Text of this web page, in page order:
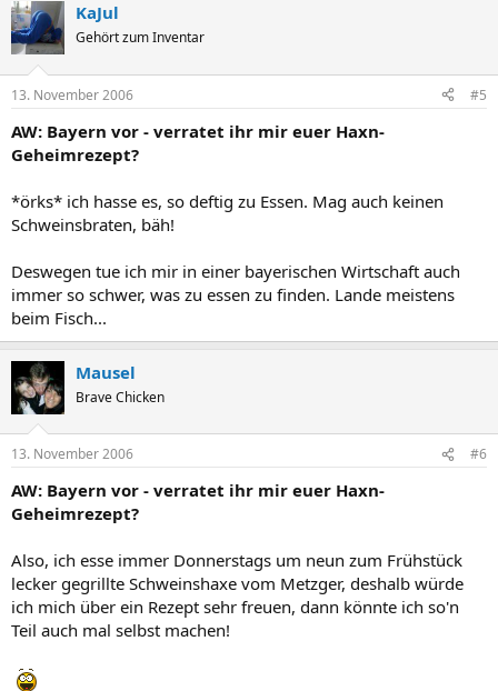
KaJul
Gehört zum Inventar
13. November 2006 #5
AW: Bayern vor - verratet ihr mir euer Haxn-
Geheimrezept?
*örks* ich hasse es, so deftig zu Essen. Mag auch keinen
Schweinsbraten, bäh!
Deswegen tue ich mir in einer bayerischen Wirtschaft auch
immer so schwer, was zu essen zu finden. Lande meistens
beim Fisch...
Mausel
Brave Chicken
13. November 2006 #6
AW: Bayern vor - verratet ihr mir euer Haxn-
Geheimrezept?
Also, ich esse immer Donnerstags um neun zum Frühstück
lecker gegrillte Schweinshaxe vom Metzger, deshalb würde
ich mich über ein Rezept sehr freuen, dann könnte ich so'n
Teil auch mal selbst machen!